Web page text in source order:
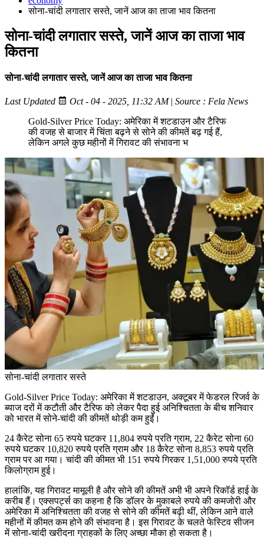
सोना-चांदी लगातार सस्ते, जानें आज का ताजा भाव कितना
सोना-चांदी लगातार सस्ते, जानें आज का ताजा भाव
कितना
सोना-चांदी लगातार सस्ते, जानें आज का ताजा भाव कितना
Last Updated Oct - 04 - 2025, 11:32 AM| Source : Fela News
Gold-Silver Price Today: अमेरिका में शटडाउन और टैरिफ
की वजह से बाजार में चिंता बढ़ने से सोने की कीमतें बढ़ गई हैं,
लेकिन अगले कुछ महीनों में गिरावट की संभावना भ
सोना-चांदी लगातार सस्ते
Gold-Silver Price Today: अमेरिका में शटडाउन, अक्टूबर में फेडरल रिजर्व के
ब्याज दरों में कटौती और टैरिफ को लेकर पैदा हुई अनिश्चितता के बीच शनिवार
को भारत में सोने-चांदी की कीमतें थोड़ी कम हुईं।
24 कैरेट सोना 65 रुपये घटकर 11,804 रुपये प्रति ग्राम, 22 कैरेट सोना 60
रुपये घटकर 10,820 रुपये प्रति ग्राम और 18 कैरेट सोना 8,853 रुपये प्रति
ग्राम पर आ गया। चांदी की कीमत भी 151 रुपये गिरकर 1,51,000 रुपये प्रति
किलोग्राम हुई।
हालांकि, यह गिरावट मामूली है और सोने की कीमतें अभी भी अपने रिकॉर्ड हाई के
करीब हैं। एक्सपर्ट्स का कहना है कि डॉलर के मुकाबले रुपये की कमजोरी और
अमेरिका में अनिश्चितता की वजह से सोने की कीमतें बढ़ी थीं, लेकिन आने वाले
महीनों में कीमत कम होने की संभावना है। इस गिरावट के चलते फेस्टिव सीजन
में सोना-चांदी खरीदना ग्राहकों के लिए अच्छा मौका हो सकता है।